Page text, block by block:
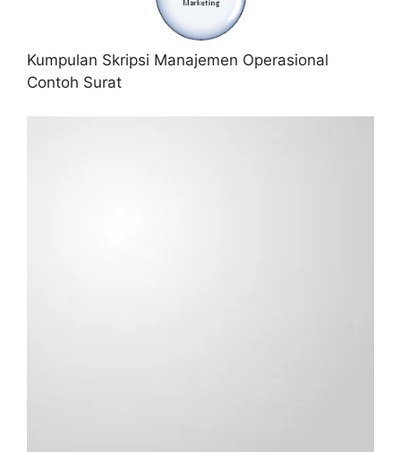
Kumpulan Skripsi Manajemen Operasional
Contoh Surat